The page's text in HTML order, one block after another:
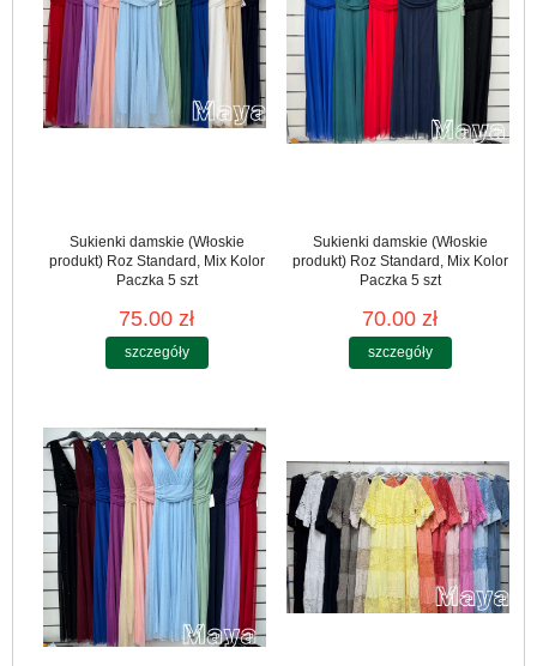
Sukienki damskie (Włoskie
produkt) Roz Standard, Mix Kolor
Paczka 5 szt
75.00 zł
szczegóły
Sukienki damskie (Włoskie
produkt) Roz Standard, Mix Kolor
Paczka 5 szt
70.00 zł
szczegóły